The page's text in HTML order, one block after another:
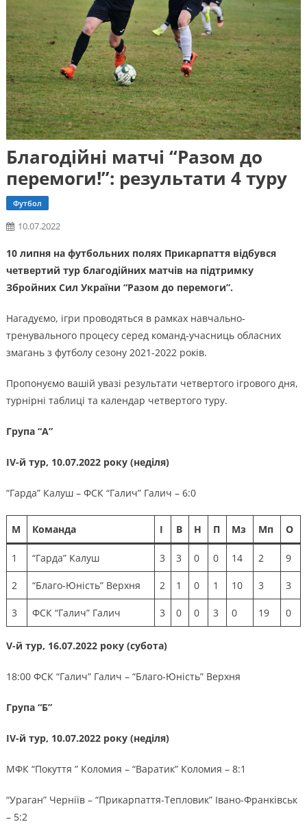
Благодійні матчі “Разом до
перемоги!”: результати 4 туру
Футбол
10.07.2022
10 липня на футбольних полях Прикарпаття відбувся
четвертий тур благодійних матчів на підтримку
Збройних Сил України “Разом до перемоги”.
Нагадуємо, ігри проводяться в рамках навчально-
тренувального процесу серед команд-учасниць обласних
змагань з футболу сезону 2021-2022 років.
Пропонуємо вашій увазі результати четвертого ігрового дня,
турнірні таблиці та календар четвертого туру.
Група “А”
ІV-й тур, 10.07.2022 року (неділя)
“Гарда” Калуш – ФСК “Галич” Галич – 6:0
М Команда І В Н П Мз Мп О
1 “Гарда” Калуш 3 3 0 0 14 2 9
2 “Благо-Юність” Верхня 2 1 0 1 10 3 3
3 ФСК “Галич” Галич 3 0 0 3 0 19 0
V-й тур, 16.07.2022 року (субота)
18:00 ФСК “Галич” Галич – “Благо-Юність” Верхня
Група “Б”
ІV-й тур, 10.07.2022 року (неділя)
МФК “Покуття ” Коломия – “Варатик” Коломия – 8:1
“Ураган” Черніїв – “Прикарпаття-Тепловик” Івано-Франківськ
– 5:2